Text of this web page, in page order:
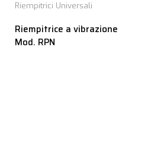
Riempitrici Universali
Riempitrice a vibrazione
Mod. RPN